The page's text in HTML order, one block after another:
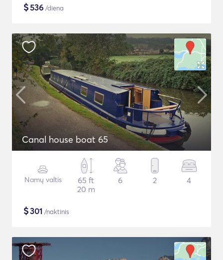
$536 /diena
Canal house boat 65
Namų valtis
65 ft
20 m
6 2 4
$301 /naktinis